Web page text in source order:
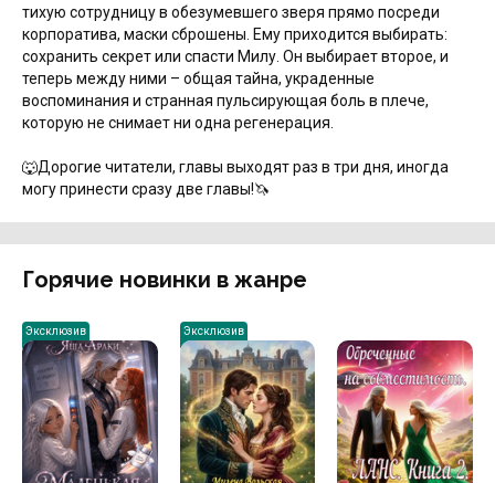
тихую сотрудницу в обезумевшего зверя прямо посреди
корпоратива, маски сброшены. Ему приходится выбирать:
сохранить секрет или спасти Милу. Он выбирает второе, и
теперь между ними – общая тайна, украденные
воспоминания и странная пульсирующая боль в плече,
которую не снимает ни одна регенерация.
🐺Дорогие читатели, главы выходят раз в три дня, иногда
могу принести сразу две главы!🦄
Горячие новинки в жанре
Эксклюзив Эксклюзив